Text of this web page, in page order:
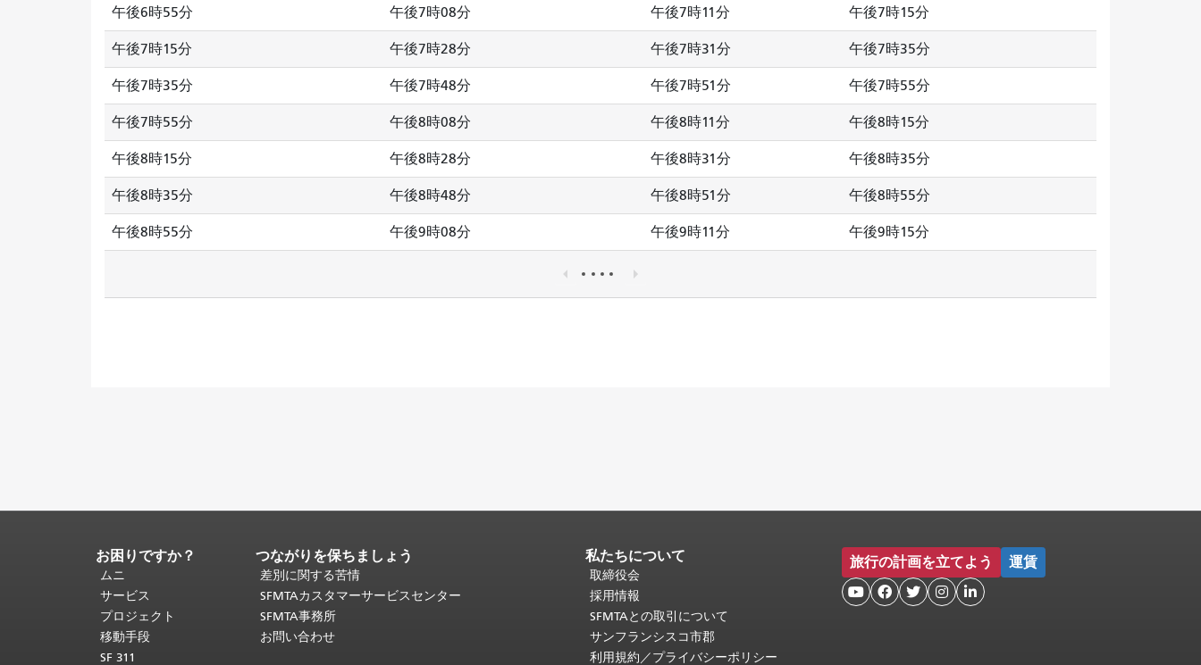
午後6時55分 午後7時08分 午後7時11分 午後7時15分
午後7時15分 午後7時28分 午後7時31分 午後7時35分
午後7時35分 午後7時48分 午後7時51分 午後7時55分
午後7時55分 午後8時08分 午後8時11分 午後8時15分
午後8時15分 午後8時28分 午後8時31分 午後8時35分
午後8時35分 午後8時48分 午後8時51分 午後8時55分
午後8時55分 午後9時08分 午後9時11分 午後9時15分
ペ
ー
ジ
コ
ン
テ
お困りですか？
ムニ
サービス
プロジェクト
移動手段
SF 311
つながりを保ちましょう
差別に関する苦情
SFMTAカスタマーサービスセンター
SFMTA事務所
お問い合わせ
私たちについて
取締役会
採用情報
SFMTAとの取引について
サンフランシスコ市郡
利用規約／プライバシーポリシー
旅行の計画を立てよう 運賃
    